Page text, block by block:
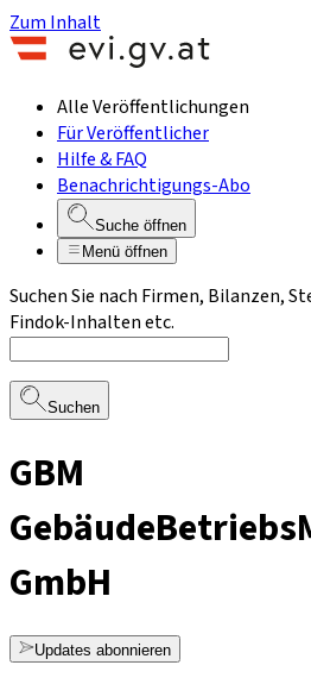
Zum Inhalt
Alle Veröffentlichungen
Für Veröffentlicher
Hilfe & FAQ
Benachrichtigungs-Abo
Suche öffnen
Menü öffnen
Suchen Sie nach Firmen, Bilanzen,
Findok-Inhalten etc.
Suchen
GBM
GmbH
Updates abonnieren